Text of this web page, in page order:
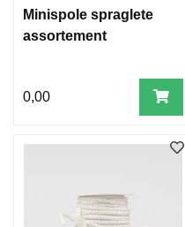
Minispole spraglete
assortement
0,00